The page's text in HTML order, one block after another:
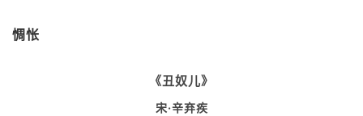
惆怅
《丑奴儿》
宋·辛弃疾